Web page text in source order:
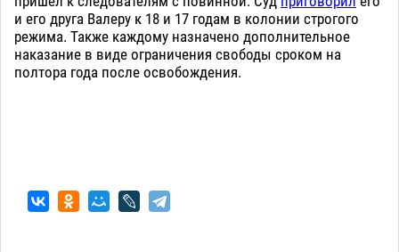
и его друга Валеру к 18 и 17 годам в колонии строгого
режима. Также каждому назначено дополнительное
наказание в виде ограничения свободы сроком на
полтора года после освобождения.